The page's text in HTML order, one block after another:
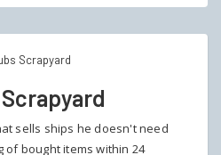
sells ships he doesn't need
of bought items within 24